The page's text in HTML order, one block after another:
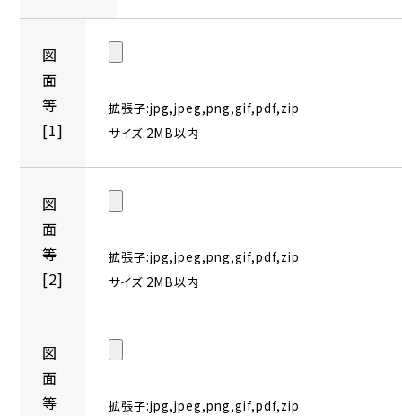
図
面
等
[1]
拡張子:jpg,jpeg,png,gif,pdf,zip
サイズ:2MB以内
図
面
等
[2]
拡張子:jpg,jpeg,png,gif,pdf,zip
サイズ:2MB以内
図
面
等
拡張子:jpg,jpeg,png,gif,pdf,zip